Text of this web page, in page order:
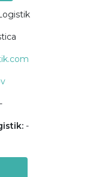
-
-